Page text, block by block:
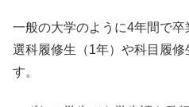
一般の大学のように4年間で卒
選科履修生（1年）や科目履修
す。